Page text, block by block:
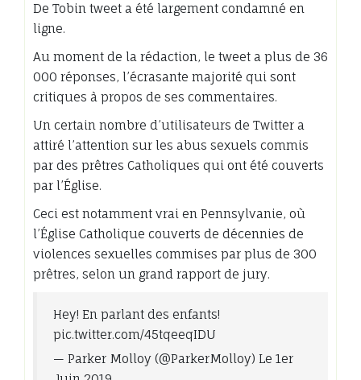
De Tobin tweet a été largement condamné en
ligne.
Au moment de la rédaction, le tweet a plus de 36
000 réponses, l’écrasante majorité qui sont
critiques à propos de ses commentaires.
Un certain nombre d’utilisateurs de Twitter a
attiré l’attention sur les abus sexuels commis
par des prêtres Catholiques qui ont été couverts
par l’Église.
Ceci est notamment vrai en Pennsylvanie, où
l’Église Catholique couverts de décennies de
violences sexuelles commises par plus de 300
prêtres, selon un grand rapport de jury.
Hey! En parlant des enfants!
pic.twitter.com/45tqeeqIDU
— Parker Molloy (@ParkerMolloy) Le 1er